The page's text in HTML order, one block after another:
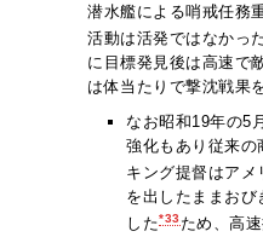
潜水艦による哨戒任務
活動は活発ではなかっ
に目標発見後は高速で
は体当たりで撃沈戦果
なお昭和19年の5
強化もあり従来の
キング提督はアメ
を出したままおび
した*33ため、高